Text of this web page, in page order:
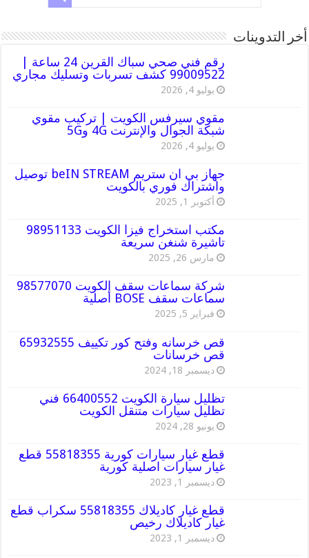
أخر التدوينات
رقم فني صحي سباك القرين 24 ساعة |
99009522 كشف تسربات وتسليك مجاري
يوليو 4, 2026
مقوي سيرفس الكويت | تركيب مقوي
شبكة الجوال والإنترنت 4G و5G
يوليو 4, 2026
جهاز بي ان ستريم beIN STREAM توصيل
واشتراك فوري بالكويت
أكتوبر 1, 2025
مكتب استخراج فيزا الكويت 98951133
تاشيرة شنغن سريعة
مارس 26, 2025
شركة سماعات سقف الكويت 98577070
سماعات سقف BOSE أصلية
فبراير 5, 2025
قص خرسانه وفتح كور تكييف 65932555
قص خرسانات
ديسمبر 18, 2024
تظليل سيارة الكويت 66400552 فني
تظليل سيارات متنقل الكويت
يونيو 28, 2024
قطع غيار سيارات كورية 55818355 قطع
غيار سيارات اصلية كورية
ديسمبر 1, 2023
قطع غيار كاديلاك 55818355 سكراب قطع
غيار كاديلاك رخيص
ديسمبر 1, 2023